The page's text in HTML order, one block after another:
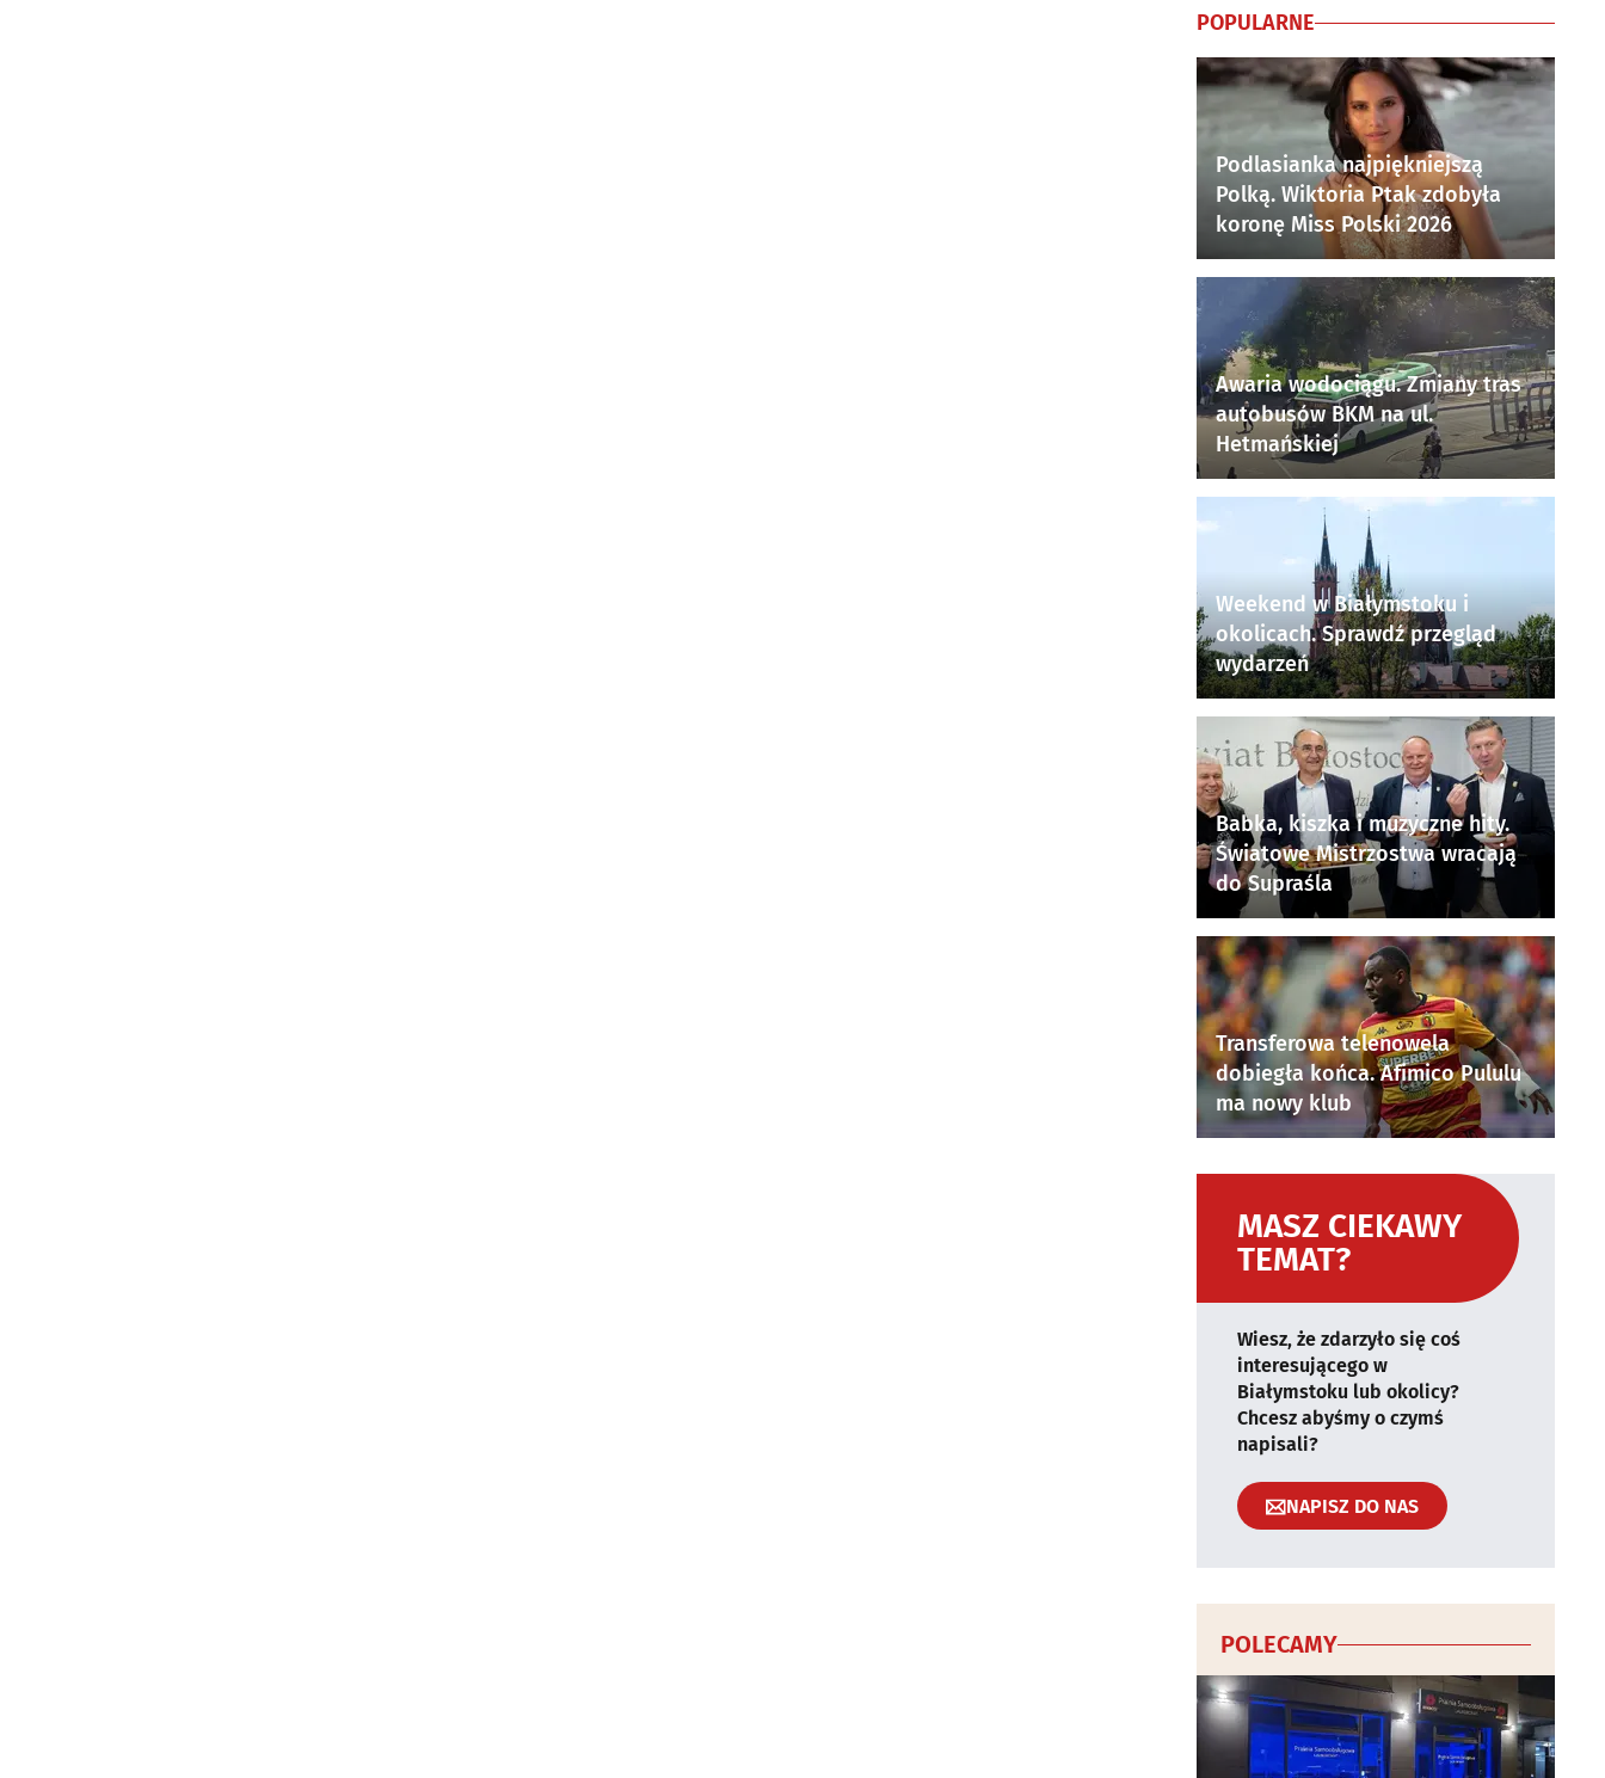
POPULARNE
Podlasianka najpiękniejszą
Polką. Wiktoria Ptak zdobyła
koronę Miss Polski 2026
Awaria wodociągu. Zmiany tras
autobusów BKM na ul.
Hetmańskiej
Weekend w Białymstoku i
okolicach. Sprawdź przegląd
wydarzeń
Babka, kiszka i muzyczne hity.
Światowe Mistrzostwa wracają
do Supraśla
Transferowa telenowela
dobiegła końca. Afimico Pululu
ma nowy klub
MASZ CIEKAWY
TEMAT?
Wiesz, że zdarzyło się coś
interesującego w
Białymstoku lub okolicy?
Chcesz abyśmy o czymś
napisali?
NAPISZ DO NAS
POLECAMY